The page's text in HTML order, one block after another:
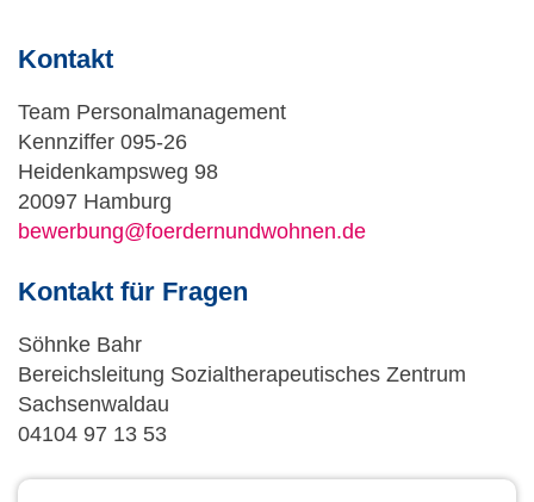
Kontakt
Team Personalmanagement
Kennziffer 095-26
Heidenkampsweg 98
20097 Hamburg
bewerbung@foerdernundwohnen.de
Kontakt für Fragen
Söhnke Bahr
Bereichsleitung Sozialtherapeutisches Zentrum
Sachsenwaldau
04104 97 13 53